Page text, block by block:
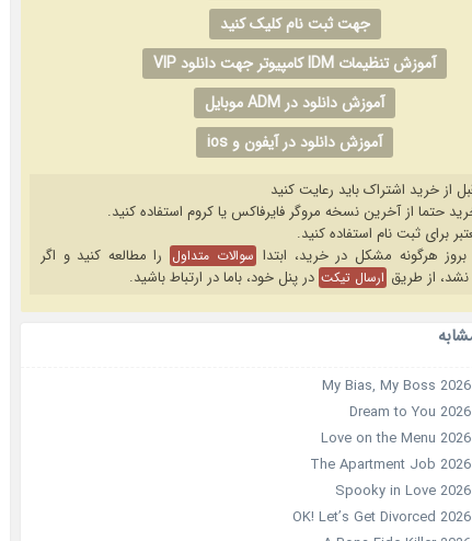
جهت ثبت نام کلیک کنید
آموزش تنظیمات IDM کامپیوتر جهت دانلود VIP
آموزش دانلود در ADM موبایل
آموزش دانلود در آیفون و ios
از خرید اشتراک باید رعایت کنید
سوالات متداول را مطالعه کنید و اگر
از طریق ارسال تیکت در پنل خود، باما در ارتباط باشید.